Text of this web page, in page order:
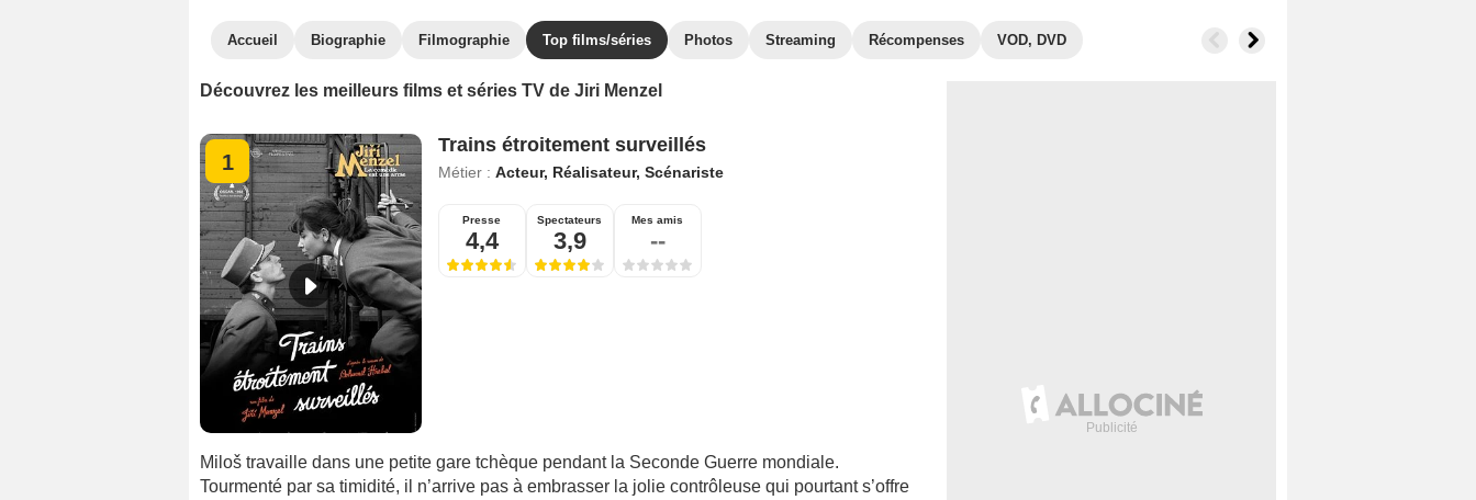
Accueil Biographie Filmographie Top films/séries Photos Streaming Récompenses VOD, DVD
Découvrez les meilleurs films et séries TV de Jiri Menzel
1
Trains étroitement surveillés
Métier : Acteur, Réalisateur, Scénariste
Presse
4,4
Spectateurs
3,9
Mes amis
--
Miloš travaille dans une petite gare tchèque pendant la Seconde Guerre mondiale.
Tourmenté par sa timidité, il n’arrive pas à embrasser la jolie contrôleuse qui pourtant s’offre